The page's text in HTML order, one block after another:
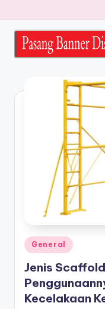
Posted
in
General
Jenis
Kecelakaan